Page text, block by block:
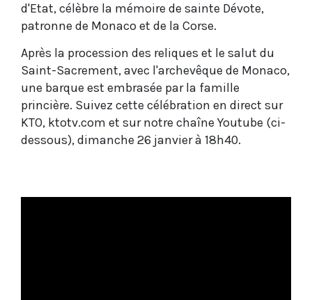
d'Etat, célèbre la mémoire de sainte Dévote,
patronne de Monaco et de la Corse.
Après la procession des reliques et le salut du
Saint-Sacrement, avec l'archevêque de Monaco,
une barque est embrasée par la famille
princière. Suivez cette célébration en direct sur
KTO, ktotv.com et sur notre chaîne Youtube (ci-
dessous), dimanche 26 janvier à 18h40.